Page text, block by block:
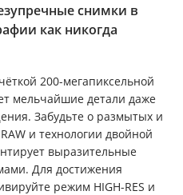
снимки в
как никогда
200-мегапиксельной
мельчайшие детали даже
Забудьте о размытых и
и технологии двойной
выразительные
Для достижения
режим HIGH-RES и